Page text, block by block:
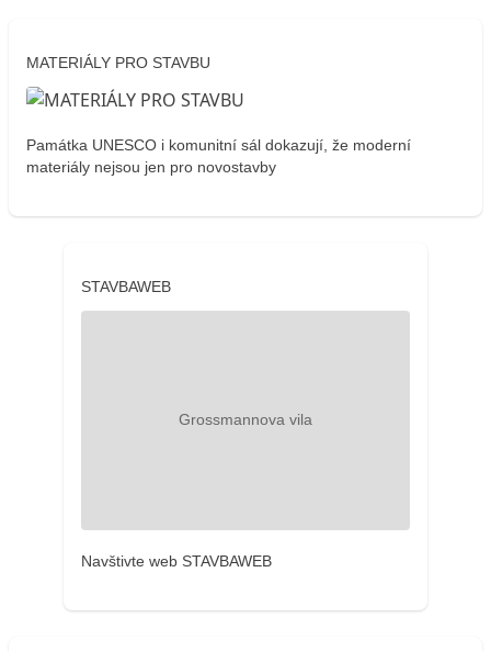
MATERIÁLY PRO STAVBU
Památka UNESCO i komunitní sál dokazují, že moderní
materiály nejsou jen pro novostavby
STAVBAWEB
Navštivte web STAVBAWEB